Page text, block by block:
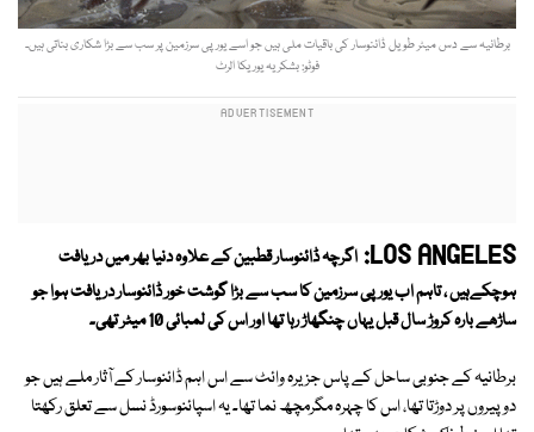
برطانیہ سے دس میٹر طویل ڈائنوسار کی باقیات ملی ہیں جو اسے یورپی سرزمین پر سب سے بڑا شکاری بناتی ہیں۔
فوٹو: بشکریہ یوریکا الرٹ
LOS ANGELES: اگرچہ ڈائنوسار قطبین کے علاوہ دنیا بھر میں دریافت
ہوچکےہیں ، تاہم اب یورپی سرزمین کا سب سے بڑا گوشت خور ڈائنوسار دریافت ہوا جو
ساڑھے بارہ کروڑ سال قبل یہاں چنگھاڑ رہا تھا اور اس کی لمبائی 10 میٹر تھی۔
برطانیہ کے جنوبی ساحل کے پاس جزیرہ وائٹ سے اس اہم ڈائنوسار کے آثار ملے ہیں جو
دو پیروں پر دوڑتا تھا، اس کا چہرہ مگرمچھ نما تھا۔ یہ اسپائنوسورڈ نسل سے تعلق رکھتا